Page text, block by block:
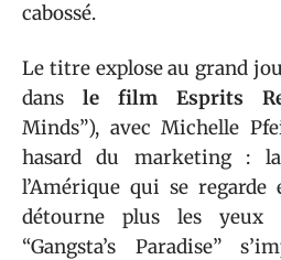
cabossé.
Le titre explose au grand
dans le film Esprits
Minds”), avec Michelle
hasard du marketing :
l’Amérique qui se
détourne plus les yeux
“Gangsta’s Paradise”